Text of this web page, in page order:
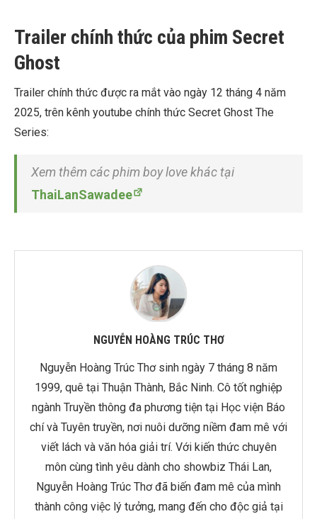
Trailer chính thức của phim Secret
Ghost
Trailer chính thức được ra mắt vào ngày 12 tháng 4 năm
2025, trên kênh youtube chính thức Secret Ghost The
Series:
Xem thêm các phim boy love khác tại
ThaiLanSawadee
NGUYỄN HOÀNG TRÚC THƠ
Nguyễn Hoàng Trúc Thơ sinh ngày 7 tháng 8 năm
1999, quê tại Thuận Thành, Bắc Ninh. Cô tốt nghiệp
ngành Truyền thông đa phương tiện tại Học viện Báo
chí và Tuyên truyền, nơi nuôi dưỡng niềm đam mê với
viết lách và văn hóa giải trí. Với kiến thức chuyên
môn cùng tình yêu dành cho showbiz Thái Lan,
Nguyễn Hoàng Trúc Thơ đã biến đam mê của mình
thành công việc lý tưởng, mang đến cho độc giả tại